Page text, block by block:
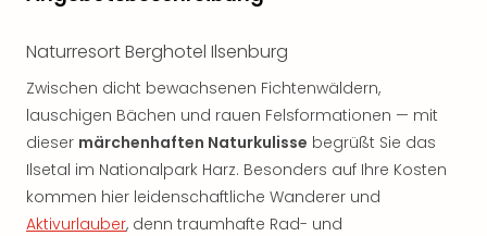
Naturresort Berghotel Ilsenburg
Zwischen dicht bewachsenen Fichtenwäldern,
lauschigen Bächen und rauen Felsformationen — mit
dieser märchenhaften Naturkulisse begrüßt Sie das
Ilsetal im Nationalpark Harz. Besonders auf Ihre Kosten
kommen hier leidenschaftliche Wanderer und
Aktivurlauber, denn traumhafte Rad- und